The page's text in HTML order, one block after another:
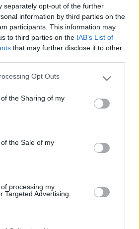
separately opt-out of the further
information by third parties on the
participants. This information may
to third parties on the IAB’s List of
that may further disclose it to other
app uses one or more Google
or usage behaviour. You may click to
specified purposes in below Google
Opt Outs
the Sharing of my
the Sale of my
processing my
Targeted Advertising.
gli
Next
Elnagh Magnum 530
Team